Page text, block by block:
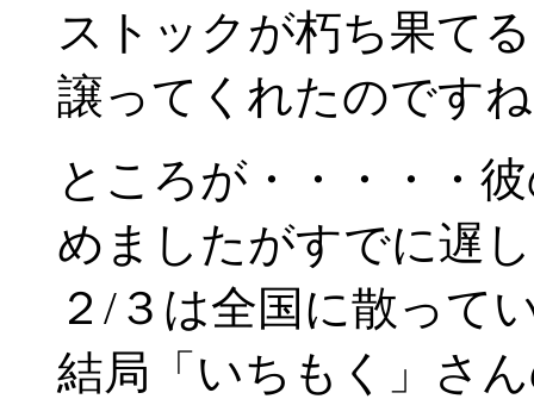
ストックが朽ち果て
譲ってくれたのです
ところが・・・・・
めましたがすでに遅
２/３は全国に散って
結局「いちもく」さ